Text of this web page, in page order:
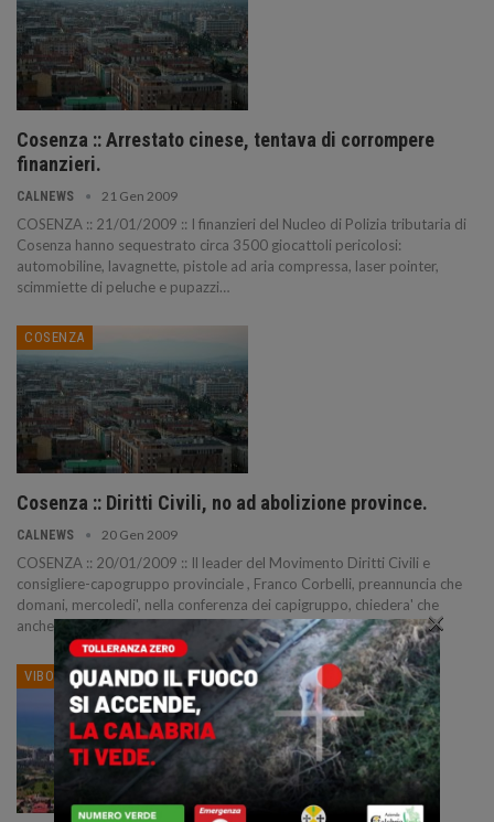
Cosenza :: Arrestato cinese, tentava di corrompere
finanzieri.
CALNEWS 21 Gen 2009
COSENZA :: 21/01/2009 :: I finanzieri del Nucleo di Polizia tributaria di
Cosenza hanno sequestrato circa 3500 giocattoli pericolosi:
automobiline, lavagnette, pistole ad aria compressa, laser pointer,
scimmiette di peluche e pupazzi…
COSENZA
Cosenza :: Diritti Civili, no ad abolizione province.
CALNEWS 20 Gen 2009
COSENZA :: 20/01/2009 :: Il leader del Movimento Diritti Civili e
consigliere-capogruppo provinciale , Franco Corbelli, preannuncia che
domani, mercoledi', nella conferenza dei capigruppo, chiedera' che
anche la Provincia di
VIBO VALENTIA
×